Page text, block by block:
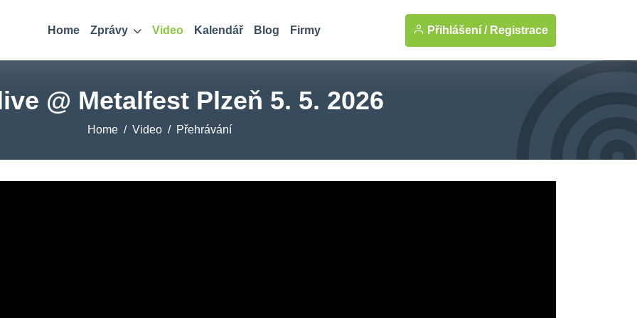
Home Zprávy Video Kalendář Blog Firmy Přihlášení / Registrace
@ Metalfest Plzeň 5. 5. 2026
Home Video Přehrávání